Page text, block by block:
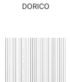
DORICO